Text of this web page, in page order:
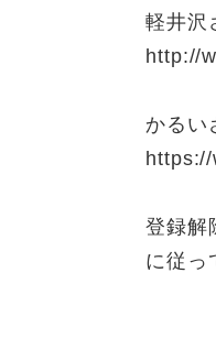
軽井
http://
かるい
登録解
に従っ